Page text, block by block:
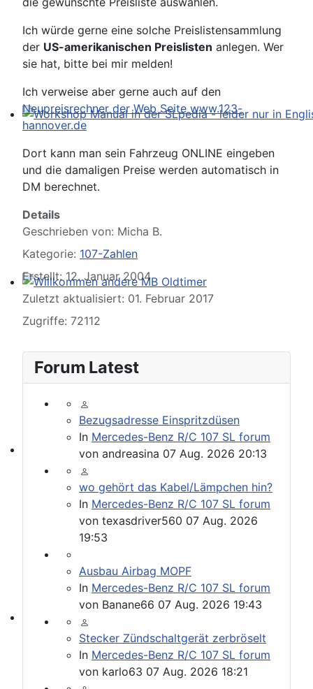
Workshop Manual in der SLpedia - leider nur in
Willkommen andere MB Oldtimer
107-Zahlen
Werkstatt Artikel
Ich würde gerne eine solche Preislistensammlung
der US-amerikanischen Preislisten anlegen. Wer
sie hat, bitte bei mir melden!
Ich verweise aber gerne auch auf den
Neupreisrechner der Web Seite www.123-
hannover.de
Dort kann man sein Fahrzeug ONLINE eingeben
und die damaligen Preise werden automatisch in
DM berechnet.
Details
Geschrieben von: Micha B.
Kategorie: 107-Zahlen
Erstellt: 12. Januar 2004
Zuletzt aktualisiert: 01. Februar 2017
Zugriffe: 72112
Forum Latest
Bezugsadresse Einspritzdüsen
In Mercedes-Benz R/C 107 SL forum
von andreasina 07 Aug. 2026 20:13
wo gehört das Kabel/Lämpchen hin?
In Mercedes-Benz R/C 107 SL forum
von texasdriver560 07 Aug. 2026
19:53
Ausbau Airbag MOPF
In Mercedes-Benz R/C 107 SL forum
von Banane66 07 Aug. 2026 19:43
Stecker Zündschaltgerät zerbröselt
In Mercedes-Benz R/C 107 SL forum
von karlo63 07 Aug. 2026 18:21